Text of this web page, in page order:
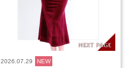
2026.07.29 NEW